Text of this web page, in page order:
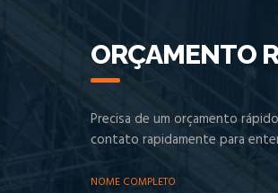
ORÇAMENTO
Precisa de um orçamento
contato rapidamente para
NOME COMPLETO